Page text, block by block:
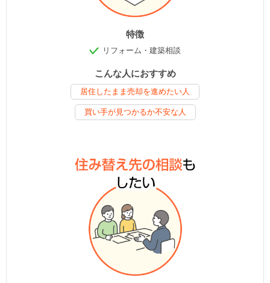
特徴
リフォーム・建築相談
こんな人におすすめ
居住したまま売却を進めたい人
買い手が見つかるか不安な人